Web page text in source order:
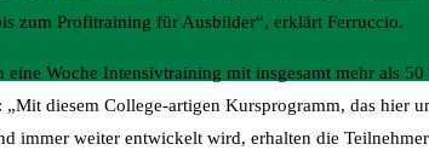
zum Profitraining für Ausbilder“, erklärt Ferruccio.
Woche Intensivtraining mit insgesamt mehr als
diesem College-artigen Kursprogramm, das hier
immer weiter entwickelt wird, erhalten die